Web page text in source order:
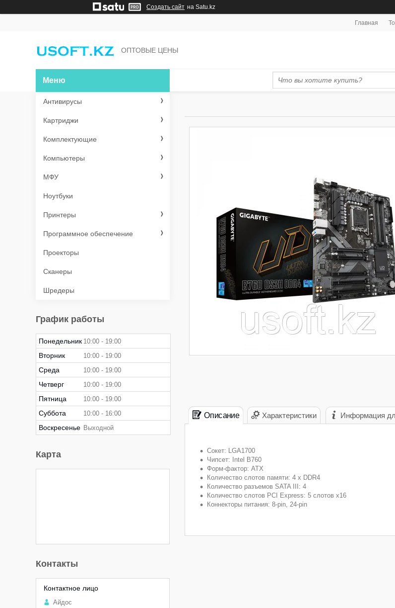
Создать сайт на Satu.kz
Главная
ОПТОВЫЕ ЦЕНЫ
Описание Характеристики Информация
Сокет: LGA1700
Чипсет: Intel B760
Форм-фактор: ATX
Количество слотов памяти: 4 x DDR4
Количество разъемов SATA III: 4
Количество слотов PCI Express: 5 слотов x16
Коннекторы питания: 8-pin, 24-pin
Антивирусы
Картриджи
Комплектующие
Компьютеры
МФУ
Ноутбуки
Принтеры
Программное обеспечение
Проекторы
Сканеры
Шредеры
График работы
Понедельник 10:00 19:00
Вторник 10:00 19:00
Среда 10:00 19:00
Четверг 10:00 19:00
Пятница 10:00 19:00
Суббота 10:00 16:00
Воскресенье Выходной
Карта
Контакты
Aйдоc